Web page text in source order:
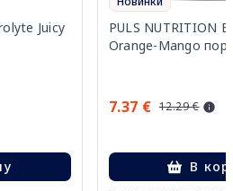
Juicy
PULS NUTRITION
Orange-Mango
7.37 € 12.29 €
В